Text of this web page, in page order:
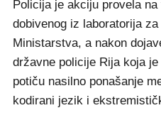
Policija je akciju provela
dobivenog iz laboratorija
Ministarstva, a nakon
državne policije Rija koja
potiču nasilno ponašanje
kodirani jezik i